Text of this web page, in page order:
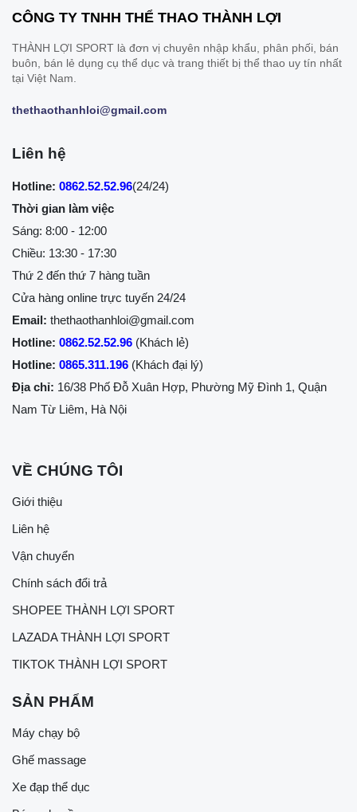
CÔNG TY TNHH THỂ THAO THÀNH LỢI
THÀNH LỢI SPORT là đơn vị chuyên nhập khẩu, phân phối, bán
buôn, bán lẻ dụng cụ thể dục và trang thiết bị thể thao uy tín nhất
tại Việt Nam.
thethaothanhloi@gmail.com
Liên hệ
Hotline: 0862.52.52.96(24/24)
Thời gian làm việc
Sáng: 8:00 - 12:00
Chiều: 13:30 - 17:30
Thứ 2 đến thứ 7 hàng tuần
Cửa hàng online trực tuyến 24/24
Email: thethaothanhloi@gmail.com
Hotline: 0862.52.52.96 (Khách lẻ)
Hotline: 0865.311.196 (Khách đại lý)
Địa chỉ: 16/38 Phố Đỗ Xuân Hợp, Phường Mỹ Đình 1, Quận
Nam Từ Liêm, Hà Nội
VỀ CHÚNG TÔI
Giới thiệu
Liên hệ
Vận chuyển
Chính sách đổi trả
SHOPEE THÀNH LỢI SPORT
LAZADA THÀNH LỢI SPORT
TIKTOK THÀNH LỢI SPORT
SẢN PHẨM
Máy chạy bộ
Ghế massage
Xe đạp thể dục